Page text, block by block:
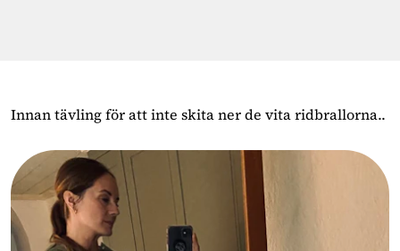
Innan tävling för att inte skita ner de vita ridbrallorna..